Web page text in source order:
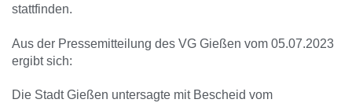
stattfinden.
Aus der Pressemitteilung des VG Gießen vom 05.07.2023
ergibt sich:
Die Stadt Gießen untersagte mit Bescheid vom